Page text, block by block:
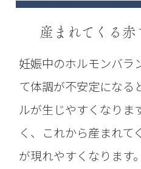
産まれてくる赤
妊娠中のホルモンバラ
て体調が不安定になる
ルが生じやすくなりま
く、これから産まれて
が現れやすくなります